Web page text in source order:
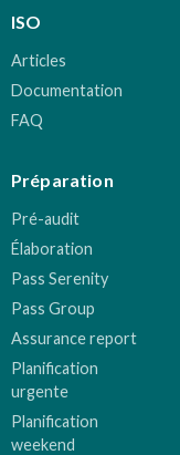
ISO
Articles
Documentation
FAQ
Préparation
Pré-audit
Élaboration
Pass Serenity
Pass Group
Assurance report
Planification
urgente
Planification
weekend